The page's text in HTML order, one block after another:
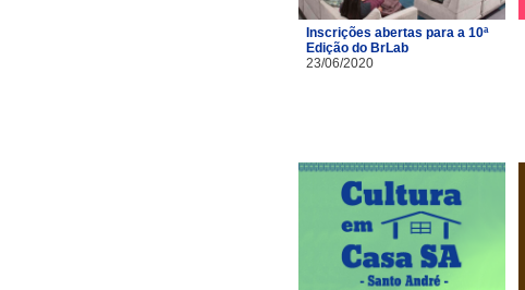
Inscrições abertas para a 10ª
Edição do BrLab
23/06/2020